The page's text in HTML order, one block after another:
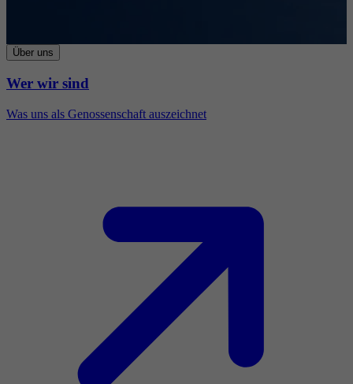
Über uns
Wer wir sind
Was uns als Genossenschaft auszeichnet